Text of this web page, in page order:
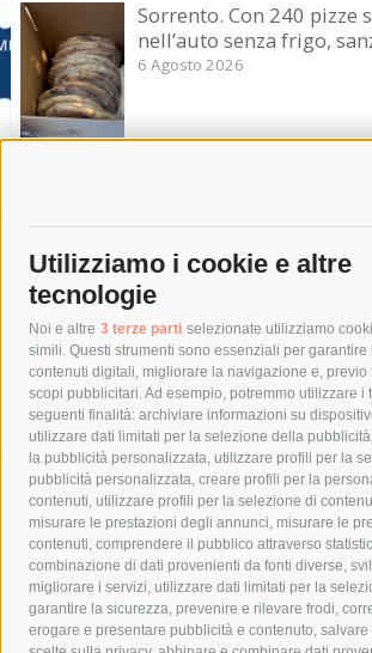
Utilizziamo i cookie e altre
tecnologie
Noi e altre 3 terze parti selezionate utilizziamo
simili. Questi strumenti sono essenziali per garantire
contenuti digitali, migliorare la navigazione e, previo
scopi pubblicitari. Ad esempio, potremmo utilizzare i
seguenti finalità: archiviare informazioni su
utilizzare dati limitati per la selezione della
la pubblicità personalizzata, utilizzare profili per la
pubblicità personalizzata, creare profili per la
contenuti, utilizzare profili per la selezione di
misurare le prestazioni degli annunci, misurare le
contenuti, comprendere il pubblico attraverso
combinazione di dati provenienti da fonti diverse,
migliorare i servizi, utilizzare dati limitati per la
garantire la sicurezza, prevenire e rilevare frodi,
erogare e presentare pubblicità e contenuto,
Sorrento. Con 240 pizze
nell’auto senza frigo,
6 Agosto 2026
Piano di Sorrento.
riapre il campo di via
Tag
acqua allerta meteo
anas
area marina protetta di punta campanella
Asl Napoli 3 sud
capitaneria di porto
castellammare di stabia
circumvesuviana
comune di sorrento
concerto
contagi
costiera amalfitana
covid-19 eav
fondazione sorrento
gori guardia
lavori
lorenzo balducelli mare massa